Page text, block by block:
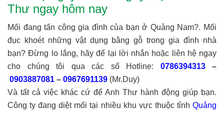
Thư ngay hôm nay
Mối đang tấn công gia đình của bạn ở Quảng Nam?. Mối
đục khoét những vật dụng bằng gỗ trong gia đình nhà
bạn? Đừng lo lắng, hãy để lại lời nhắn hoặc liên hệ ngay
cho chúng tôi qua các số Hotline: 0786394313–
0903887081 – 0967691139 (Mr.Duy)
Và tất cả việc khác cứ để Anh Thư hành động giúp bạn.
Công ty đang diệt mối tại nhiều khu vực thuộc tỉnh Quảng